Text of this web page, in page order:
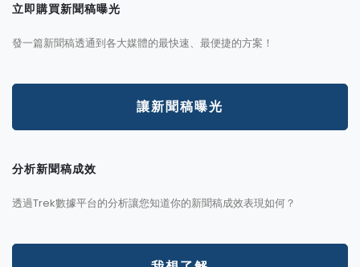
立即購買新聞稿曝光
發一篇新聞稿透通到各大媒體的最快速、最便捷的方案！
讓新聞稿曝光
分析新聞稿成效
透過Trek數據平台的分析讓您知道你的新聞稿成效表現如何？